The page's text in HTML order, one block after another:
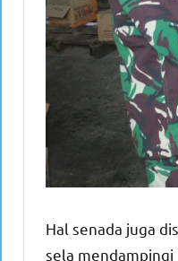
Hal senada juga
sela